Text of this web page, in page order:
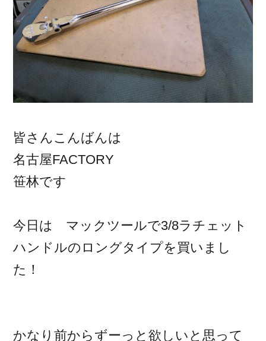
皆さんこんばんは
名古屋FACTORY
笹林です
今日は マックツールで3/8ラチェット
ハンドルのロングタイプを買いまし
た！
かなり前からずーっと欲しいと思って